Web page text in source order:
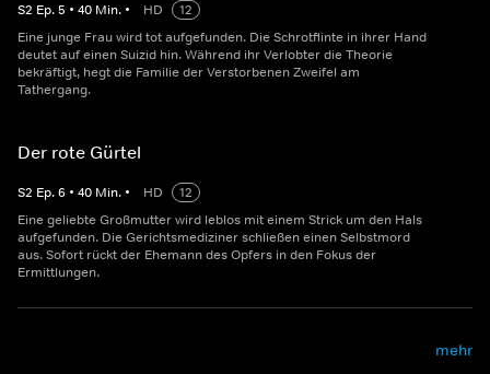
S2 Ep.5 • 40 Min. • HD
12
Eine junge Frau wird tot aufgefunden. Die Schrotflinte in ihrer Hand
deutet auf einen Suizid hin. Während ihr Verlobter die Theorie
bekräftigt, hegt die Familie der Verstorbenen Zweifel am
Tathergang.
Der rote Gürtel
S2 Ep.6 • 40 Min. • HD
12
Eine geliebte Großmutter wird leblos mit einem Strick um den Hals
aufgefunden. Die Gerichtsmediziner schließen einen Selbstmord
aus. Sofort rückt der Ehemann des Opfers in den Fokus der
Ermittlungen.
mehr